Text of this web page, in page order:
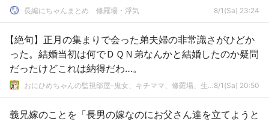
ズルいって感じで
長編にちゃんまとめ 修羅場・浮気 8/1(Sa) 23:24
【絶句】正月の集まりで会った弟夫婦の非常識さがひどか
った。結婚当初は何でＤＱＮ弟なんかと結婚したのか疑問
だったけどこれは納得だわ…。
おにひめちゃんの監視部屋-鬼女、キチママ、修羅場、生活まとめ-8/1(Sa) 20:50
義兄嫁のことを「長男の嫁なのにお父さん達を立てようと